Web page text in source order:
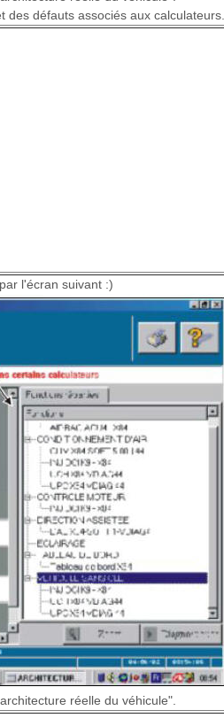
défauts associés aux calculateurs.
l'écran suivant :)
réelle du véhicule".